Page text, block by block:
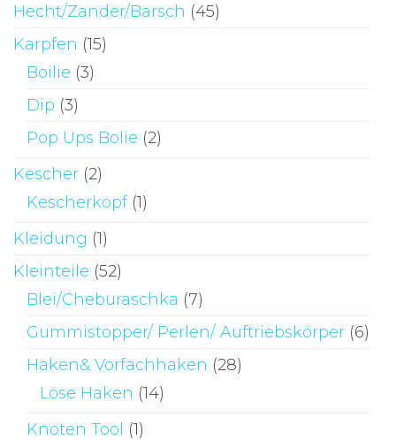
Hecht/Zander/Barsch (45)
Karpfen (15)
Boilie (3)
Dip (3)
Pop Ups Bolie (2)
Kescher (2)
Kescherkopf (1)
Kleidung (1)
Kleinteile (52)
Blei/Cheburaschka (7)
Gummistopper/ Perlen/ Auftriebskörper (6)
Haken& Vorfachhaken (28)
Löse Haken (14)
Knoten Tool (1)